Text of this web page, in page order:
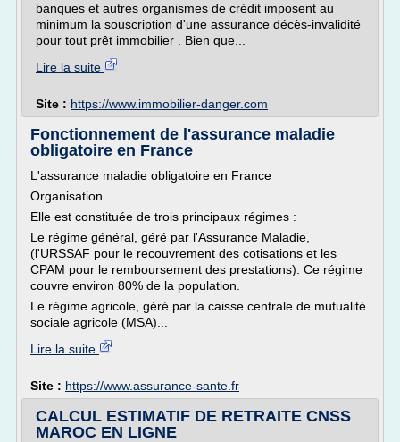
banques et autres organismes de crédit imposent au
minimum la souscription d'une assurance décès-invalidité
pour tout prêt immobilier . Bien que...
Lire la suite
Site : https://www.immobilier-danger.com
Fonctionnement de l'assurance maladie
obligatoire en France
L'assurance maladie obligatoire en France
Organisation
Elle est constituée de trois principaux régimes :
Le régime général, géré par l'Assurance Maladie,
(l'URSSAF pour le recouvrement des cotisations et les
CPAM pour le remboursement des prestations). Ce régime
couvre environ 80% de la population.
Le régime agricole, géré par la caisse centrale de mutualité
sociale agricole (MSA)...
Lire la suite
Site : https://www.assurance-sante.fr
CALCUL ESTIMATIF DE RETRAITE CNSS
MAROC EN LIGNE